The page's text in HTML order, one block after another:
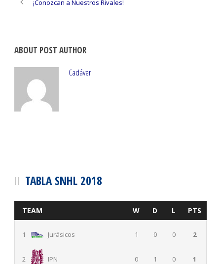
¡Conozcan a Nuestros Rivales!
ABOUT POST AUTHOR
Cadáver
TABLA SNHL 2018
TEAM W D L PTS
1 Jurásicos 1 0 0 2
2 IPN 0 1 0 1